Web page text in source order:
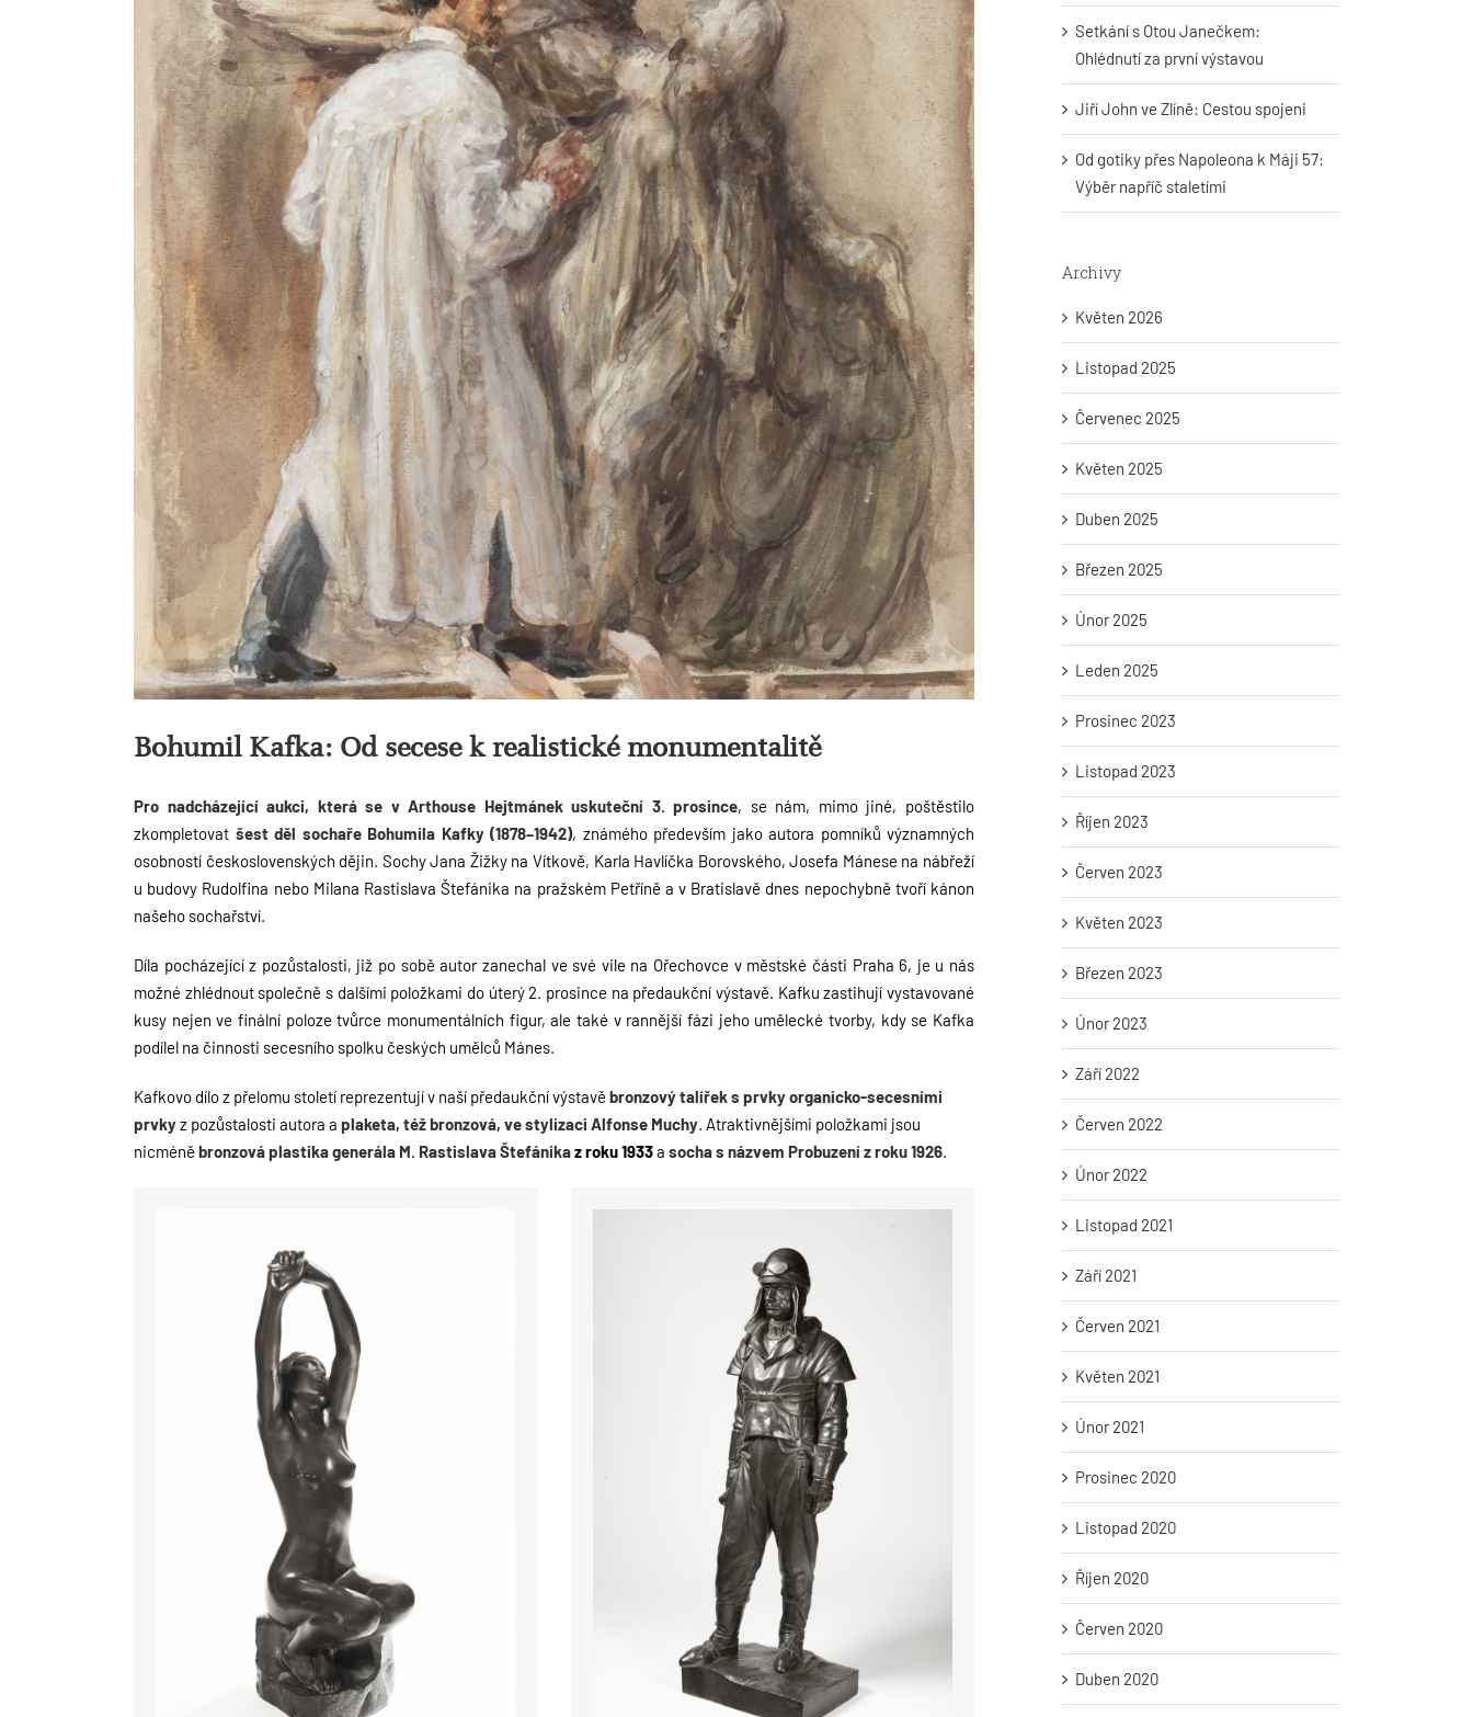
Bohumil Kafka: Od secese k realistické monumentalitě
Pro nadcházející aukci, která se v Arthouse Hejtmánek uskuteční 3. prosince, se nám, mimo jiné, poštěstilo
zkompletovat šest děl sochaře Bohumila Kafky (1878–1942), známého především jako autora pomníků významných
osobností československých dějin. Sochy Jana Žižky na Vítkově, Karla Havlíčka Borovského, Josefa Mánese na nábřeží
u budovy Rudolfina nebo Milana Rastislava Štefánika na pražském Petříně a v Bratislavě dnes nepochybně tvoří kánon
našeho sochařství.
Díla pocházející z pozůstalosti, již po sobě autor zanechal ve své vile na Ořechovce v městské části Praha 6, je u nás
možné zhlédnout společně s dalšími položkami do úterý 2. prosince na předaukční výstavě. Kafku zastihují vystavované
kusy nejen ve finální poloze tvůrce monumentálních figur, ale také v rannější fázi jeho umělecké tvorby, kdy se Kafka
podílel na činnosti secesního spolku českých umělců Mánes.
Kafkovo dílo z přelomu století reprezentují v naší předaukční výstavě bronzovýtalířek s prvky organicko-secesními
prvkyz pozůstalosti autora a plaketa, též bronzová, ve stylizaci Alfonse Muchy. Atraktivnějšími položkami jsou
nicméně bronzová plastikagenerála M. Rastislava Štefánikaz roku 1933a socha s názvem Probuzení z roku 1926.
Setkání s Otou Janečkem:
Ohlédnutí za první výstavou
Jiří John ve Zlíně: Cestou spojeni
Od gotiky přes Napoleona k Máji 57:
Výběr napříč staletími
Archivy
Květen 2026
Listopad 2025
Červenec 2025
Květen 2025
Duben 2025
Březen 2025
Únor 2025
Leden 2025
Prosinec 2023
Listopad 2023
Říjen 2023
Červen 2023
Květen 2023
Březen 2023
Únor 2023
Září 2022
Červen 2022
Únor 2022
Listopad 2021
Září 2021
Červen 2021
Květen 2021
Únor 2021
Prosinec 2020
Listopad 2020
Říjen 2020
Červen 2020
Duben 2020